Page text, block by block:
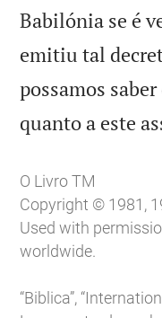
Babilónia se é
emitiu tal
possamos
quanto a este
O Livro TM
Copyright © 1981,
Used with
worldwide.
“Biblica”,